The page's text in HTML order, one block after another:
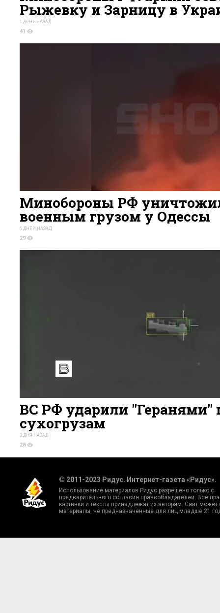
Рыжевку и Зарницу в
1 ДЕНЬ НАЗАД
41
Минобороны РФ
военным грузом у Одессы
6 ДНЕЙ НАЗАД
29
ВС РФ ударили "Геранями"
сухогрузам
2 ДНЯ НАЗАД
28
© 2011-2023 Ридус. Интернет-газета «Ридус».
Использование материалов Ридус разрешено только с
предварительного согласия правообладателей. Все
картинки и тексты принадлежат их авторам. Сайт может
материалы, не предназначенные для лиц младше 21